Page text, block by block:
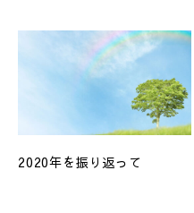
2020年を振り返って